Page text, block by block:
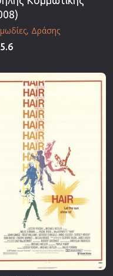
Δράσης
5.6